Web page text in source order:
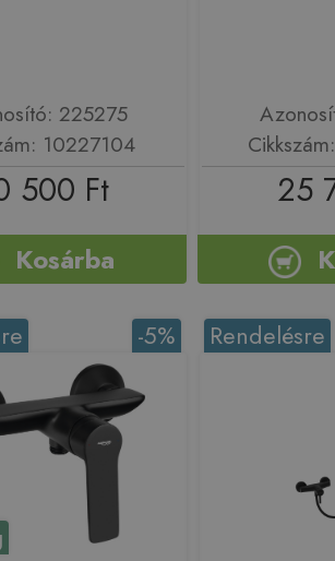
225275
10227104
500 Ft
Kosárba
25
-5% Rendelésre